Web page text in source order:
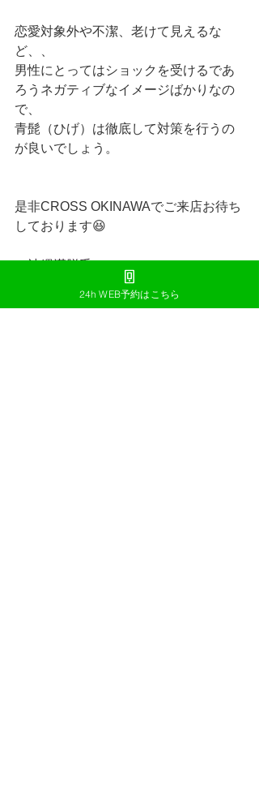
恋愛対象外や不潔、老けて見えるな
ど、、
男性にとってはショックを受けるであ
ろうネガティブなイメージばかりなの
で、
青髭（ひげ）は徹底して対策を行うの
が良いでしょう。
是非CROSS OKINAWAでご来店お待ち
しております😆
＃沖縄漢脱毛
24h WEB予約はこちら